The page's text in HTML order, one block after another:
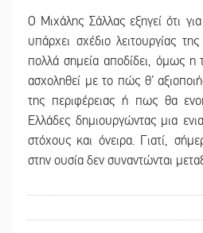
Ο Μιχάλης Σάλλας εξηγεί ότι
υπάρχει σχέδιο λειτουργίας
πολλά σημεία αποδίδει, όμως η
ασχοληθεί με το πώς θ’
της περιφέρειας ή πως θα
Ελλάδες δημιουργώντας μια
στόχους και όνειρα. Γιατί,
στην ουσία δεν συναντώνται